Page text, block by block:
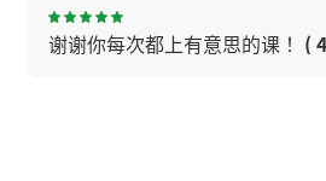
谢谢你每次都上有意思的课！ (